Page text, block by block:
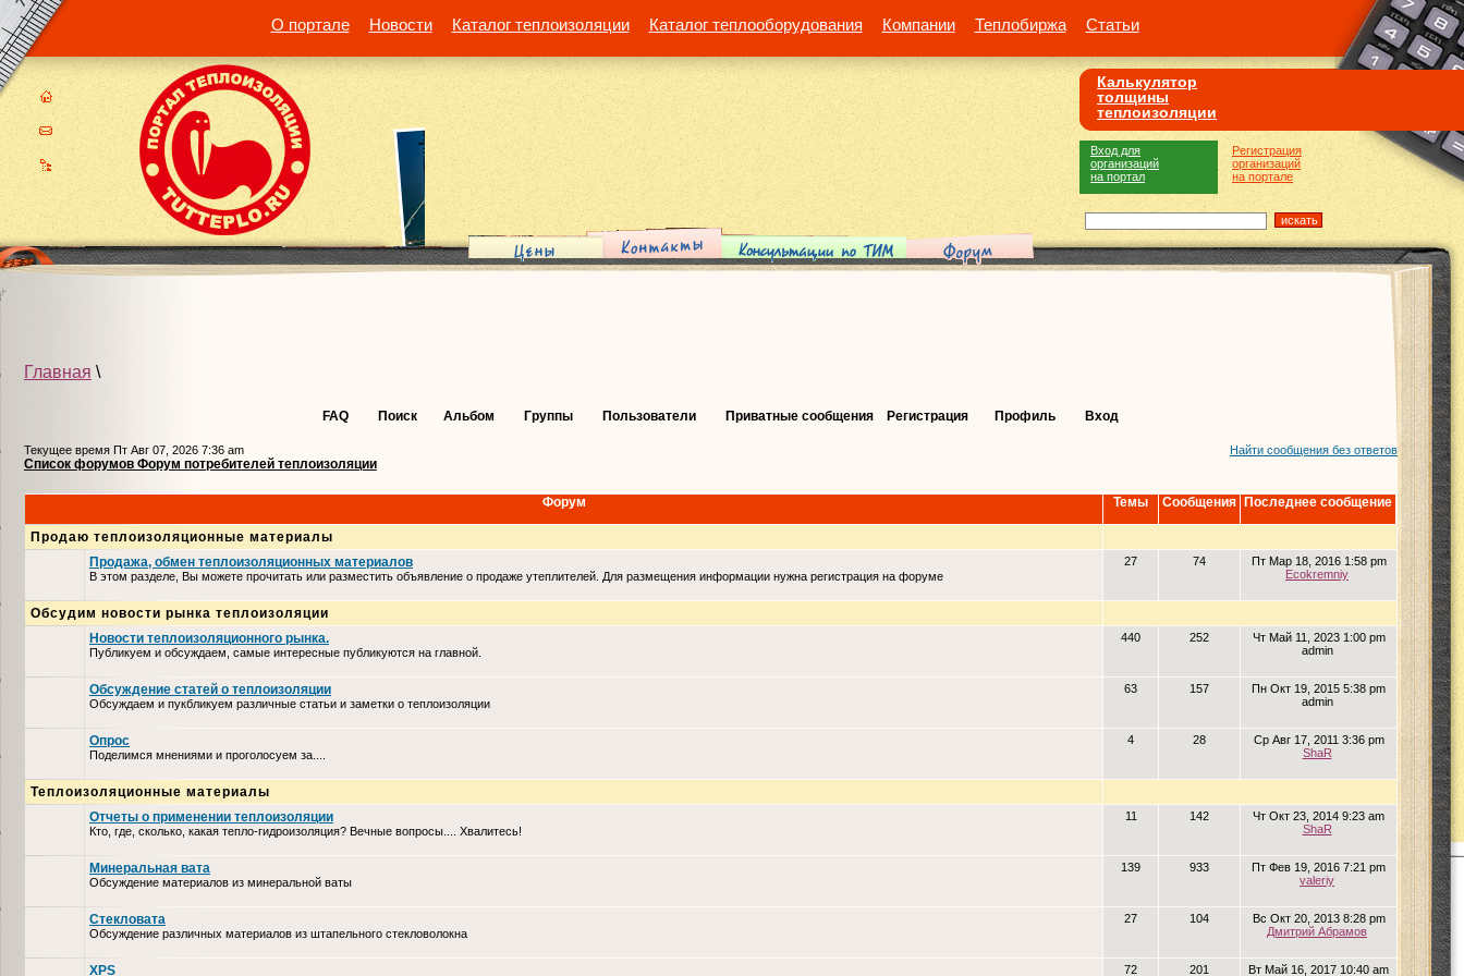
О портале Новости Каталог теплоизоляции Каталог теплооборудования Компании Теплобиржа Статьи
Калькулятор
толщины
теплоизоляции
Регистрация
организаций
на портале
Вход для
организаций
на портал
Главная \
FAQ Поиск Альбом Группы Пользователи Приватные сообщения Регистрация Профиль Вход
Текущее время Пт Авг 07, 2026 7:36 am
Список форумов Форум потребителей теплоизоляции
Найти сообщения без ответов
Форум Темы Сообщения Последнее сообщение
Продаю теплоизоляционные материалы
Продажа, обмен теплоизоляционных материалов
В этом разделе, Вы можете прочитать или разместить объявление о продаже утеплителей. Для размещения информации нужна регистрация на форуме
27 74
Пт Мар 18, 2016 1:58 pm
Ecokremniy
Обсудим новости рынка теплоизоляции
Новости теплоизоляционного рынка.
Публикуем и обсуждаем, самые интересные публикуются на главной.
440 252
Чт Май 11, 2023 1:00 pm
admin
Обсуждение статей о теплоизоляции
Обсуждаем и пукбликуем различные статьи и заметки о теплоизоляции
63 157
Пн Окт 19, 2015 5:38 pm
admin
Опрос
Поделимся мнениями и проголосуем за....
4 28
Ср Авг 17, 2011 3:36 pm
ShaR
Теплоизоляционные материалы
Отчеты о применении теплоизоляции
Кто, где, сколько, какая тепло-гидроизоляция? Вечные вопросы.... Хвалитесь!
11 142
Чт Окт 23, 2014 9:23 am
ShaR
Минеральная вата
Обсуждение материалов из минеральной ваты
139 933
Пт Фев 19, 2016 7:21 pm
valeriy
Стекловата
Обсуждение различных материалов из штапельного стекловолокна
27 104
Вс Окт 20, 2013 8:28 pm
Дмитрий Абрамов
XPS 72 201 Вт Май 16, 2017 10:40 am